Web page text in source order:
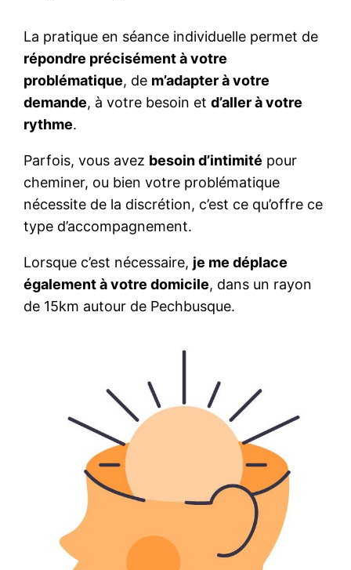
La pratique en séance individuelle permet de
répondre précisément à votre
problématique, de m’adapter à votre
demande, à votre besoin etd’aller à votre
rythme.
Parfois, vous avez besoin d’intimité pour
cheminer, ou bien votre problématique
nécessite de la discrétion, c’est ce qu’offre ce
type d’accompagnement.
Lorsque c’est nécessaire, je me déplace
également à votre domicile, dans un rayon
de 15km autour de Pechbusque.